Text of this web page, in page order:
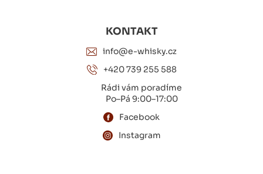
KONTAKT
info@e-whisky.cz
+420 739 255 588
Rádi vám poradíme
Po–Pá 9:00–17:00
Facebook
Instagram